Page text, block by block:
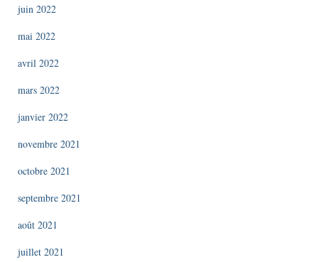
juin 2022
mai 2022
avril 2022
mars 2022
janvier 2022
novembre 2021
octobre 2021
septembre 2021
août 2021
juillet 2021